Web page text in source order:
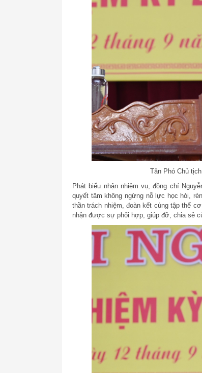
Tân Phó Chủ
Phát biểu nhận nhiệm vụ, đồng chí
quyết tâm không ngừng nỗ lực học hỏi,
thần trách nhiệm, đoàn kết cùng tập thể
nhận được sự phối hợp, giúp đỡ, chia sẻ